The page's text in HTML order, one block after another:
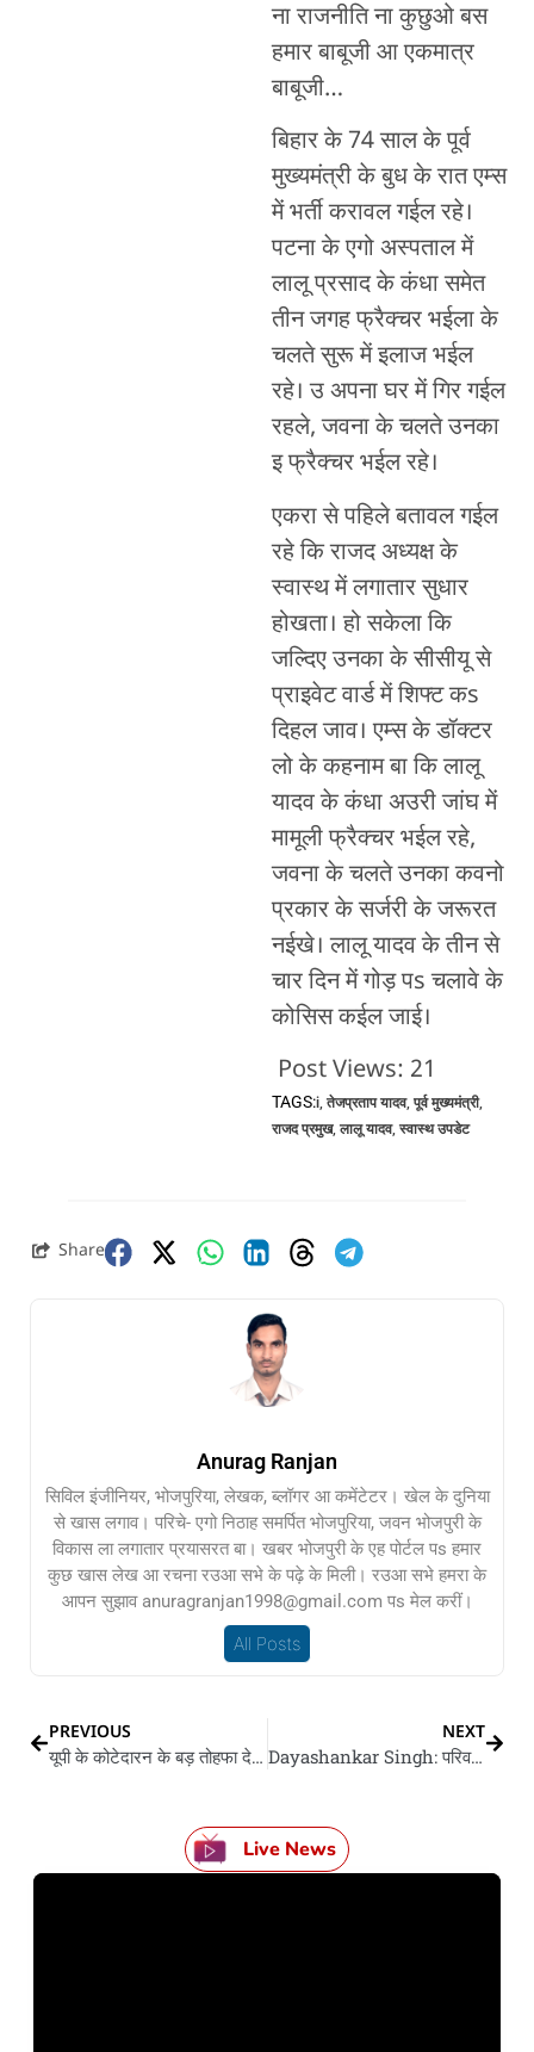
ना राजनीति ना कुछुओ बस
हमार बाबूजी आ एकमात्र
बाबूजी…
बिहार के 74 साल के पूर्व
मुख्यमंत्री के बुध के रात एम्स
में भर्ती करावल गईल रहे।
पटना के एगो अस्पताल में
लालू प्रसाद के कंधा समेत
तीन जगह फ्रैक्चर भईला के
चलते सुरू में इलाज भईल
रहे। उ अपना घर में गिर गईल
रहले, जवना के चलते उनका
इ फ्रैक्चर भईल रहे।
एकरा से पहिले बतावल गईल
रहे कि राजद अध्यक्ष के
स्वास्थ में लगातार सुधार
होखता। हो सकेला कि
जल्दिए उनका के सीसीयू से
प्राइवेट वार्ड में शिफ्ट कs
दिहल जाव। एम्स के डॉक्टर
लो के कहनाम बा कि लालू
यादव के कंधा अउरी जांघ में
मामूली फ्रैक्चर भईल रहे,
जवना के चलते उनका कवनो
प्रकार के सर्जरी के जरूरत
नईखे। लालू यादव के तीन से
चार दिन में गोड़ पs चलावे के
कोसिस कईल जाई।
Post Views: 21
TAGS:i, तेजप्रताप यादव, पूर्व मुख्यमंत्री,
राजद प्रमुख, लालू यादव, स्वास्थ उपडेट
Share
Anurag Ranjan
सिविल इंजीनियर, भोजपुरिया, लेखक, ब्लॉगर आ कमेंटेटर। खेल के दुनिया
से खास लगाव। परिचे- एगो निठाह समर्पित भोजपुरिया, जवन भोजपुरी के
विकास ला लगातार प्रयासरत बा। खबर भोजपुरी के एह पोर्टल पs हमार
कुछ खास लेख आ रचना रउआ सभे के पढ़े के मिली। रउआ सभे हमरा के
आपन सुझाव anuragranjan1998@gmail.com पs मेल करीं।
All Posts
PREVIOUS
यूपी के कोटेदारन के बड़ तोहफा दे सकत बाड़े सीएम योगी, 80 हजार लोगन के होई फायदा
NEXT
Dayashankar Singh: परिवहन राज्य मंत्री दयाशंकर सिंह के पिता के निधन, एसजीपीजीआई में चलत रहे इलाज
Live News